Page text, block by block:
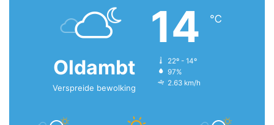
Oldambt
Verspreide bewolking
14 ℃
22º - 14º
97%
2.63 km/h